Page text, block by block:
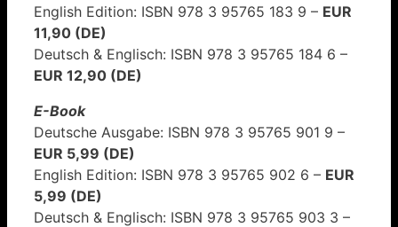
English Edition: ISBN 978 3 95765 183 9 – EUR
11,90 (DE)
Deutsch & Englisch: ISBN 978 3 95765 184 6 –
EUR 12,90 (DE)
E-Book
Deutsche Ausgabe: ISBN 978 3 95765 901 9 –
EUR 5,99 (DE)
English Edition: ISBN 978 3 95765 902 6 – EUR
5,99 (DE)
Deutsch & Englisch: ISBN 978 3 95765 903 3 –